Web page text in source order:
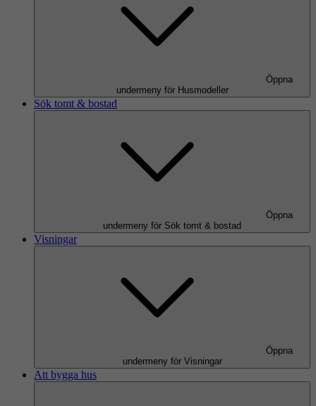
Öppna
undermeny för Husmodeller
Sök tomt & bostad
Öppna
undermeny för Sök tomt & bostad
Visningar
Öppna
undermeny för Visningar
Att bygga hus